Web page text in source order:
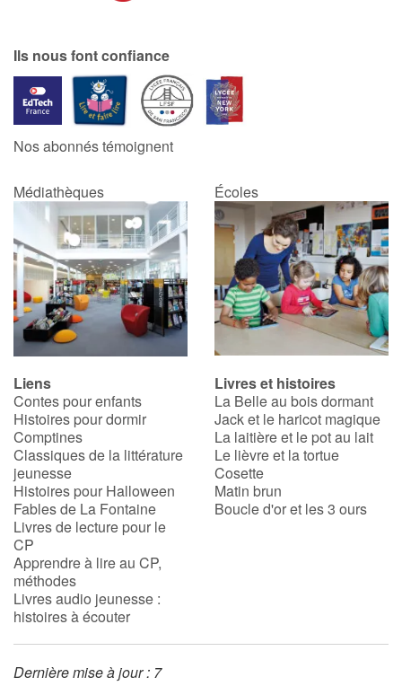
Ils nous font confiance
Nos abonnés témoignent
Médiathèques Écoles
Liens
Contes pour enfants
Histoires pour dormir
Comptines
Classiques de la littérature
jeunesse
Histoires pour Halloween
Fables de La Fontaine
Livres de lecture pour le
CP
Apprendre à lire au CP,
méthodes
Livres audio jeunesse :
histoires à écouter
Livres et histoires
La Belle au bois dormant
Jack et le haricot magique
La laitière et le pot au lait
Le lièvre et la tortue
Cosette
Matin brun
Boucle d'or et les 3 ours
Dernière mise à jour : 7